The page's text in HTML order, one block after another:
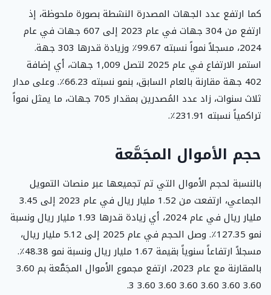
كما ارتفع عدد الجهات المصدرة النشطة بصورة ملحوظة، إذ
ارتفع من 304 جهات في عام 2023 إلى 607 جهات في عام
2024، مسجلاً نمواً نسبته 99.67٪ وزيادة قدرها 303 جهة.
استمر الارتفاع في عام 2025 لتصل 1,009 جهات، أي إضافة
402 جهة مقارنة بالعام السابق، بنمو نسبته 66.23٪. وعلى مدار
ثلاث سنوات، زاد عدد المُصدرين بمقدار 705 جهات، ما يمثل نمواً
تراكمياً نسبته 231.91٪.
حجم الأموال المجَمَّعة
بالنسبة لحجم الأموال التي تم تجميعها عبر منصات التمويل
الجماعي، ارتفعت من 1.52 مليار ريال في عام 2023 إلى 3.45
مليار ريال في عام 2024، أي زيادة قدرها 1.93 مليار ريال ونسبة
نمو 127.35٪. وصل الحجم في عام 2025 إلى 5.12 مليار ريال،
مسجلاً ارتفاعاً سنوياً بقيمة 1.67 مليار ريال ونسبة نمو 48.38٪.
بالمقارنة مع عام 2023، ارتفع مجموع الأموال المجَمَّعة بم 3.60
3.60 3.60 3.60 3.60 3.60 3.60 3.